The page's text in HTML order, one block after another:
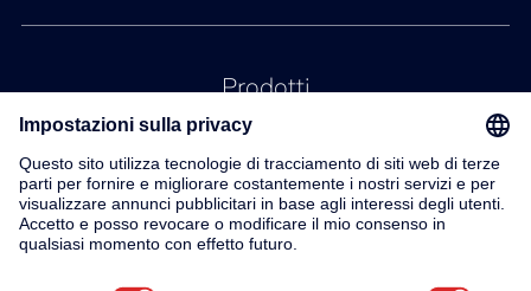
Prodotti
Servizio
Contatto
Su di noi